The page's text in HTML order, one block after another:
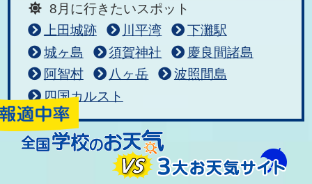
8月に行きたいスポット
上田城跡
川平湾
下灘駅
城ヶ島
須賀神社
慶良間諸島
阿智村
八ヶ岳
波照間島
四国カルスト